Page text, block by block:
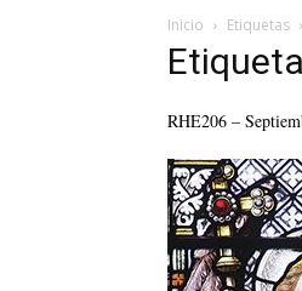
Inicio Etiquetas
RHE206 –